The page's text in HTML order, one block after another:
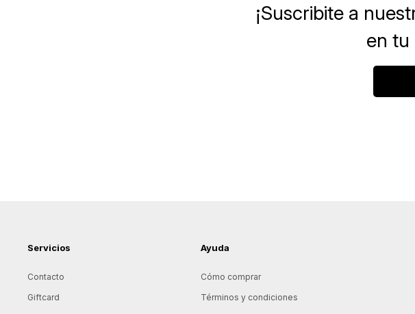
Servicios
Contacto
Giftcard
Ayuda
Cómo comprar
Términos y condiciones
¡Suscribite a
en tu